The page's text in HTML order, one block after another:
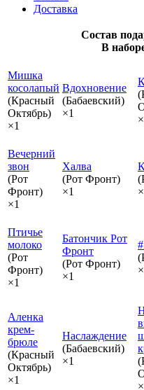
Доставка
Состав
В
Мишка
косолапый
(Красный
Октябрь)
×1
Вдохновение
(Бабаевский)
×1
Вечерний
звон
(Рот
Фронт)
×1
Халва
(Рот Фронт)
×1
Птичье
молоко
(Рот
Фронт)
×1
Батончик Рот
Фронт
(Рот Фронт)
×1
Аленка
крем-
брюле
(Красный
Октябрь)
×1
Наслаждение
(Бабаевский)
×1